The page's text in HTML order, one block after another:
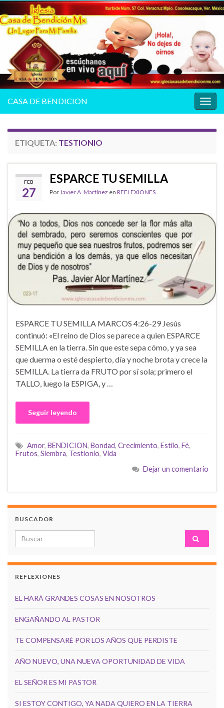
la
CASA DE BENDICION
ETIQUETA: TESTIONIO
FEB
27
ESPARCE TU SEMILLA
Por Javier A. Martínez en REFLEXIONES
ESPARCE TU SEMILLA MARCOS 4:26-29 Jesús
continuó: «El reino de Dios se parece a quien ESPARCE
SEMILLA en la tierra. Sin que este sepa cómo, y ya sea
que duerma o esté despierto, día y noche brota y crece la
SEMILLA. La tierra da FRUTO por sí sola; primero el
TALLO, luego la ESPIGA, y …
Seguir leyendo
Amor, BENDICION, Bondad, Crecimiento, Estilo, Fé,
Frutos, Siembra, Testionio, Vida
Dejar un comentario
BUSCADOR
Search for:
REFLEXIONES
EL HARÁ GRANDES COSAS EN NOSOTROS
ENGAÑANDO AL PASTOR
TE COMPENSARÉ POR LOS AÑOS QUE PERDISTE
AÑO NUEVO, UNA NUEVA OPORTUNIDAD DE VIDA
EL SEÑOR ES MI PASTOR
SI ESTOY CONTIGO, YA NADA QUIERO EN LA TIERRA